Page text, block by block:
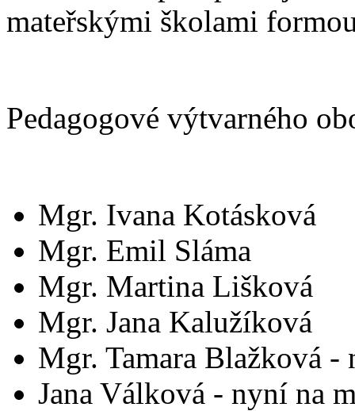
mateřskými školami
Pedagogové výtvarného
Mgr. Ivana Kotásková
Mgr. Emil Sláma
Mgr. Martina Lišková
Mgr. Jana Kalužíková
Mgr. Tamara Blažková -
Jana Válková - nyní na